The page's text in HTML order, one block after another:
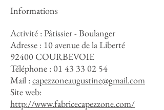
Informations
Activité : Pâtissier - Boulanger
Adresse : 10 avenue de la Liberté
92400 COURBEVOIE
Téléphone :01 43 33 02 54
Mail :capezzoneaugustine@gmail.com
Site web:
http://www.fabricecapezzone.com/